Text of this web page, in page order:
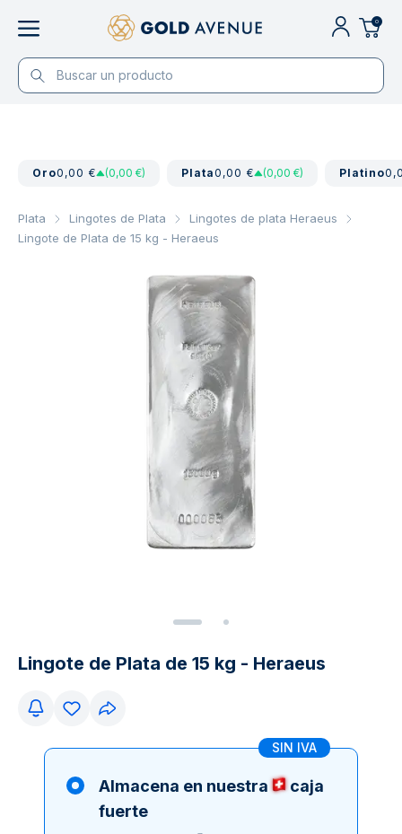
0
Oro0,00 € (0,00 €) Plata0,00 € (0,00 €) Platino
Plata Lingotes de Plata
Lingotes de plata Heraeus
Lingote de Plata de 15 kg - Heraeus
Lingote de Plata de 15 kg - Heraeus
SIN IVA
Almacena en nuestra
caja
fuerte